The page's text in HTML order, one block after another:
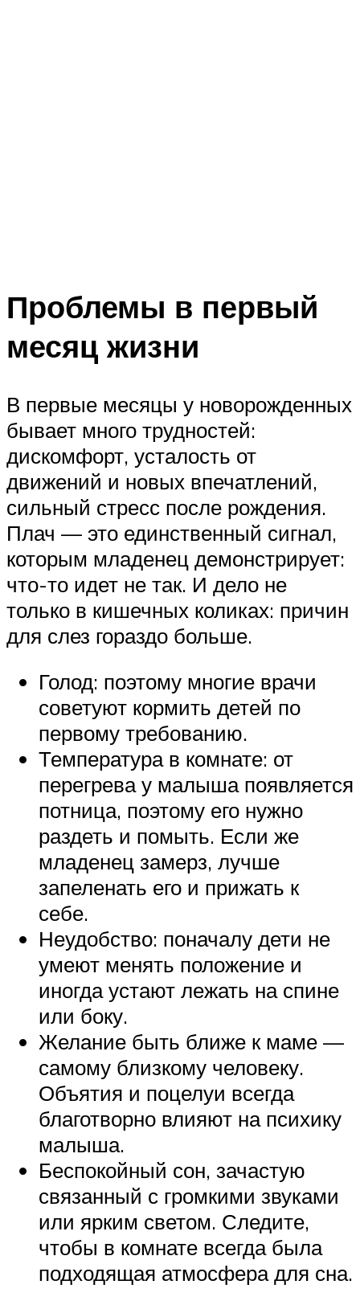
Проблемы в первый
месяц жизни
В первые месяцы у новорожденных
бывает много трудностей:
дискомфорт, усталость от
движений и новых впечатлений,
сильный стресс после рождения.
Плач — это единственный сигнал,
которым младенец демонстрирует:
что-то идет не так. И дело не
только в кишечных коликах: причин
для слез гораздо больше.
Голод: поэтому многие врачи
советуют кормить детей по
первому требованию.
Температура в комнате: от
перегрева у малыша появляется
потница, поэтому его нужно
раздеть и помыть. Если же
младенец замерз, лучше
запеленать его и прижать к
себе.
Неудобство: поначалу дети не
умеют менять положение и
иногда устают лежать на спине
или боку.
Желание быть ближе к маме —
самому близкому человеку.
Объятия и поцелуи всегда
благотворно влияют на психику
малыша.
Беспокойный сон, зачастую
связанный с громкими звуками
или ярким светом. Следите,
чтобы в комнате всегда была
подходящая атмосфера для сна.